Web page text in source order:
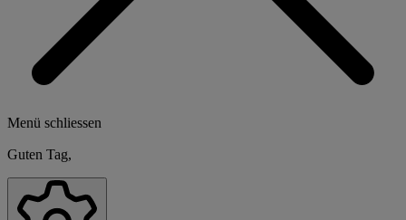
Menü schliessen
Guten Tag,